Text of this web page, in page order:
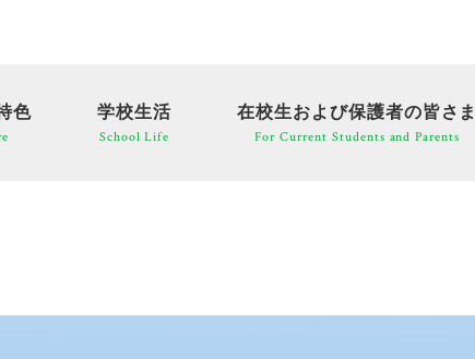
色 学校生活
School Life
在校生および保護者の皆さま
For Current Students and Parents